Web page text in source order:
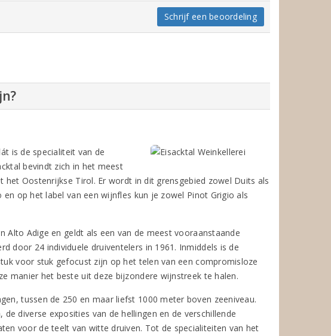
Schrijf een beoordeling
is de specialiteit van de
bevindt zich in het meest
Oostenrijkse Tirol. Er wordt in dit grensgebied zowel Duits als
op het label van een wijnfles kun je zowel Pinot Grigio als
Alto Adige en geldt als een van de meest vooraanstaande
door 24 individuele druiventelers in 1961. Inmiddels is de
voor stuk gefocust zijn op het telen van een compromisloze
manier het beste uit deze bijzondere wijnstreek te halen.
tussen de 250 en maar liefst 1000 meter boven zeeniveau.
diverse exposities van de hellingen en de verschillende
voor de teelt van witte druiven. Tot de specialiteiten van het